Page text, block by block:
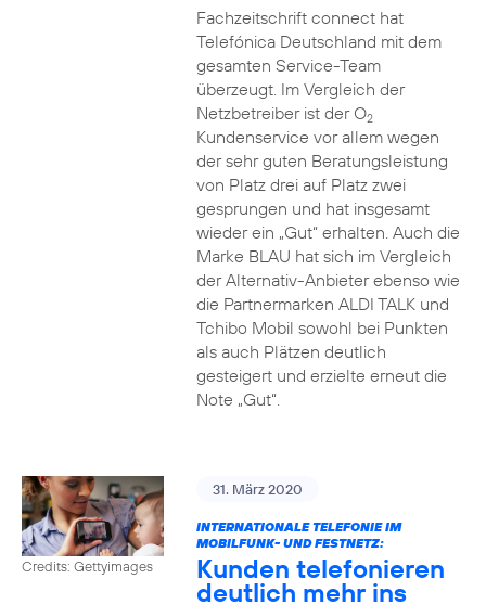
Fachzeitschrift connect hat
Telefónica Deutschland mit dem
gesamten Service-Team
überzeugt. Im Vergleich der
Netzbetreiber ist der O2
Kundenservice vor allem wegen
der sehr guten Beratungsleistung
von Platz drei auf Platz zwei
gesprungen und hat insgesamt
wieder ein „Gut“ erhalten. Auch die
Marke BLAU hat sich im Vergleich
der Alternativ-Anbieter ebenso wie
die Partnermarken ALDI TALK und
Tchibo Mobil sowohl bei Punkten
als auch Plätzen deutlich
gesteigert und erzielte erneut die
Note „Gut“.
Credits: Gettyimages
31. März 2020
INTERNATIONALE TELEFONIE IM
MOBILFUNK- UND FESTNETZ:
Kunden telefonieren
deutlich mehr ins